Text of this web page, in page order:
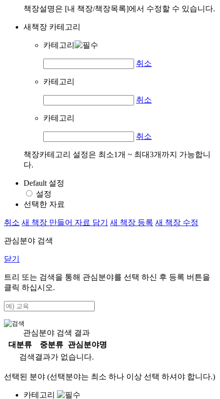
책장설명은 [내 책장/책장목록]에서 수정할 수 있습니다.
새책장 카테고리
카테고리
취소
카테고리
취소
카테고리
취소
책장카테고리 설정은 최소1개 ~ 최대3개까지 가능합니
다.
Default 설정
설정
선택한 자료
취소 새 책장 만들어 자료 담기 새 책장 등록 새 책장 수정
관심분야 검색
닫기
트리 또는 검색을 통해 관심분야를 선택 하신 후 등록 버튼을
클릭 하십시오.
관심분야 검색 결과
대분류
중분류
관심분야명
검색결과가 없습니다.
선택된 분야 (선택분야는 최소 하나 이상 선택 하셔야 합니다.)
카테고리